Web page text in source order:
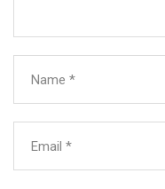
Name *
Email *